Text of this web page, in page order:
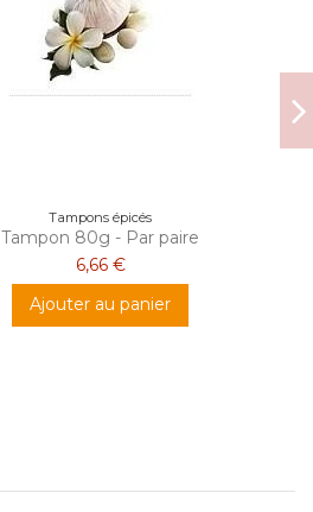
Tampons épicés
Tampon 80g - Par paire
6,66 €
Ajouter au panier